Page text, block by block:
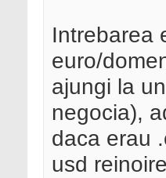
Intrebarea
euro/
ajungi la
negocia),
daca erau
usd